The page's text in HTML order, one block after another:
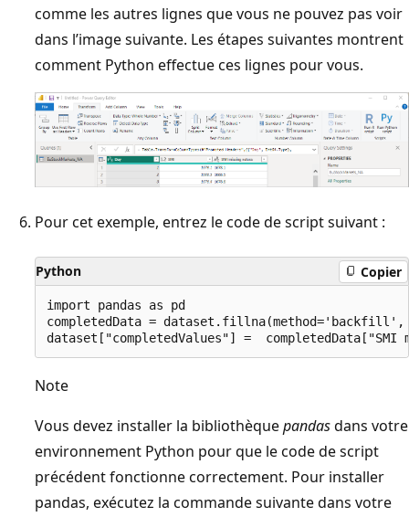
comme les autres lignes que vous ne pouvez pas voir
dans l’image suivante. Les étapes suivantes montrent
comment Python effectue ces lignes pour vous.
Pour cet exemple, entrez le code de script suivant :
Python Copier
import pandas as pd
completedData = dataset.fillna(method='backfill',
Note
Vous devez installer la bibliothèquepandasdans votre
environnement Python pour que le code de script
précédent fonctionne correctement. Pour installer
pandas, exécutez la commande suivante dans votre